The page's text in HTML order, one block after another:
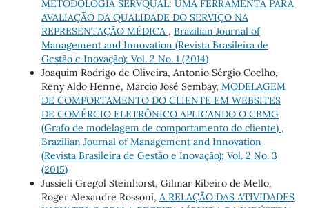
METODOLOGIA SERVQUAL: UMA FERRAMENTA PARA
AVALIAÇÃO DA QUALIDADE DO SERVIÇO NA
REPRESENTAÇÃO MÉDICA , Brazilian Journal of
Management and Innovation (Revista Brasileira de
Gestão e Inovação): Vol. 2 No. 1 (2014)
Joaquim Rodrigo de Oliveira, Antonio Sérgio Coelho,
Reny Aldo Henne, Marcio José Sembay, MODELAGEM
DE COMPORTAMENTO DO CLIENTE EM WEBSITES
DE COMÉRCIO ELETRÔNICO APLICANDO O CBMG
(Grafo de modelagem de comportamento do cliente) ,
Brazilian Journal of Management and Innovation
(Revista Brasileira de Gestão e Inovação): Vol. 2 No. 3
(2015)
Jussieli Gregol Steinhorst, Gilmar Ribeiro de Mello,
Roger Alexandre Rossoni, A RELAÇÃO DAS ATIVIDADES